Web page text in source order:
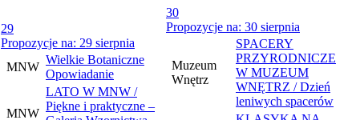
29
Propozycje na: 29 sierpnia
MNW
Wielkie Botaniczne
Opowiadanie
MNW
LATO W MNW /
Piękne i praktyczne –
30
Propozycje na: 30 sierpnia
Muzeum
Wnętrz
SPACERY
PRZYRODNICZE
W MUZEUM
WNĘTRZ / Dzień
leniwych spacerów